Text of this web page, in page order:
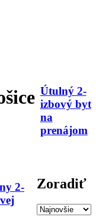
Zoradiť
Útulný 2-
izbový byt
na
prenájom
2-